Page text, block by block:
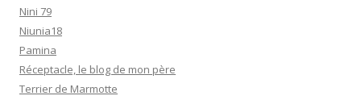
Nini 79
Niunia18
Pamina
Réceptacle, le blog de mon père
Terrier de Marmotte